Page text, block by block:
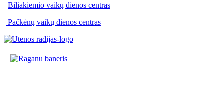
Biliakiemio vaikų dienos centras
Pačkėnų vaikų dienos centras